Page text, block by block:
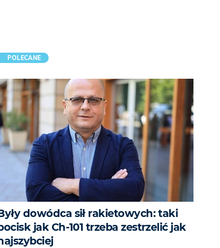
POLECANE
dowódca sił rakietowych: taki
jak Ch-101 trzeba zestrzelić jak